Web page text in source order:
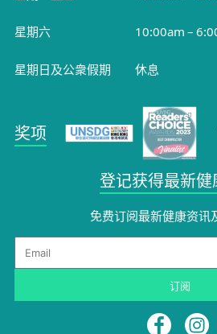
星期六 10:00am –
星期日及公衆假期 休息
登记获得最新
免费订阅最新健康资讯
Email
订阅
奖项